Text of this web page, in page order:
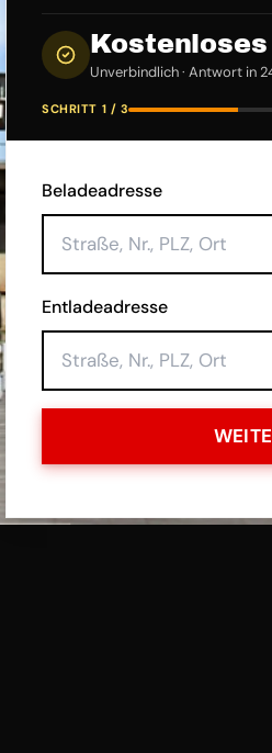
Unverbindlich · Antwort in
SCHRITT 1 / 3
Beladeadresse
Entladeadresse